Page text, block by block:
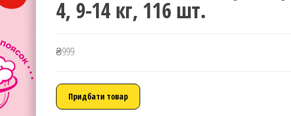
4, 9-14 кг, 116 шт.
₴999
Придбати товар